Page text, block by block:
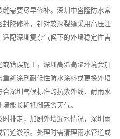
需要尽早修补。深圳中盛隆防水常
胶修补，针对较深裂缝采用高压注
配深圳复杂气候下的外墙稳定性需
错误施工，深圳高温高湿环境会加
新涂刷耐候性防水涂料或更换外墙
深圳气候标准的抗紫外线、耐雨水
能长期抵御恶劣天气。
排走，加剧外墙漏水情况，深圳雨
道淤积。处理时需清理雨水管道或